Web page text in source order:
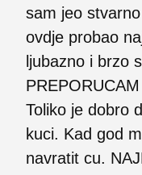
sam jeo
ovdje probao
ljubazno i brzo
Toliko je dobro
kuci. Kad god
navratit cu.